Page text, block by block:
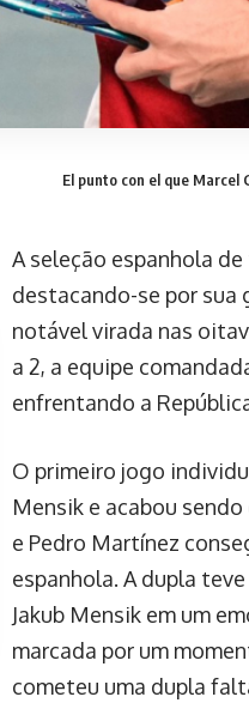
El punto con el que Marcel
A seleção espanhola
destacando-se por sua
notável virada nas
a 2, a equipe
enfrentando a
O primeiro jogo
Mensik e acabou
e Pedro Martínez
espanhola. A dupla
Jakub Mensik em um
marcada por um
cometeu uma dupla